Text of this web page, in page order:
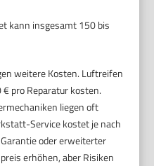
kann insgesamt 150 bis
weitere Kosten. Luftreifen
pro Reparatur kosten.
liegen oft
Service kostet je nach
oder erweiterter
erhöhen, aber Risiken